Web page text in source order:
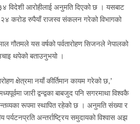
विदेशी आरोहीलाई अनुमति दिएको छ । यसबाट
करोड रुपैयाँ राजस्व संकलन गरेको विभागको
गौतमले यस वर्षको पर्वतारोहण सिजनले नेपालको
थपेको बताउनुभयो ।
क्षेत्रमा नयाँ कीर्तिमान कायम गरेको छ,’
जारी द्वन्द्वका बाबजुद पनि सगरमाथा विश्वकै
रूपमा स्थापित रहेको छ । अनुमति संख्या र
पर्यटनप्रति अन्तर्राष्ट्रिय समुदायको विश्वास अझ